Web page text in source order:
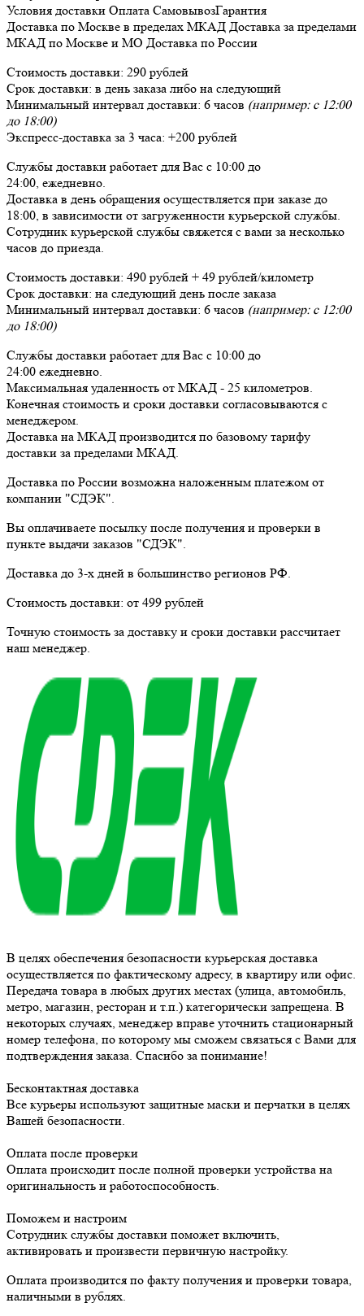
Условия доставки Оплата СамовывозГарантия
Доставка по Москве в пределах МКАД Доставка за пределами
МКАД по Москве и МО Доставка по России
Стоимость доставки: 290 рублей
Срок доставки: в день заказа либо на следующий
Минимальный интервал доставки: 6 часов (например: с 12:00
до 18:00)
Экспресс-доставка за 3 часа: +200 рублей
Службы доставки работает для Вас с 10:00 до
24:00, ежедневно
Доставка в день обращения осуществляется при заказе до
18:00, в зависимости от загруженности курьерской службы.
Сотрудник курьерской службы свяжется с вами за несколько
часов до приезда.
Стоимость доставки: 490 рублей + 49 рублей/километр
Срок доставки: на следующий день после заказа
Минимальный интервал доставки: 6 часов (например: с 12:00
до 18:00)
Службы доставки работает для Вас с 10:00 до
24:00 ежедневно
Максимальная удаленность от МКАД - 25 километров
Конечная стоимость и сроки доставки согласовываются с
менеджером.
Доставка на МКАД производится по базовому тарифу
доставки за пределами МКАД.
Доставка по России возможна наложенным платежом от
компании "СДЭК".
Вы оплачиваете посылку после получения и проверки в
пункте выдачи заказов "СДЭК".
Доставка до 3-х дней в большинство регионов РФ.
Стоимость доставки: от 499 рублей
Точную стоимость за доставку и сроки доставки рассчитает
наш менеджер.
В целях обеспечения безопасности курьерская доставка
осуществляется по фактическому адресу, в квартиру или офис.
Передача товара в любых других местах (улица, автомобиль,
метро, магазин, ресторан и т.п.) категорически запрещена. В
некоторых случаях, менеджер вправе уточнить стационарный
номер телефона, по которому мы сможем связаться с Вами для
подтверждения заказа. Спасибо за понимание!
Бесконтактная доставка
Все курьеры используют защитные маски и перчатки в целях
Вашей безопасности.
Оплата после проверки
Оплата происходит после полной проверки устройства на
оригинальность и работоспособность.
Поможем и настроим
Сотрудник службы доставки поможет включить,
активировать и произвести первичную настройку.
Оплата производится по факту получения и проверки товара,
наличными в рублях.